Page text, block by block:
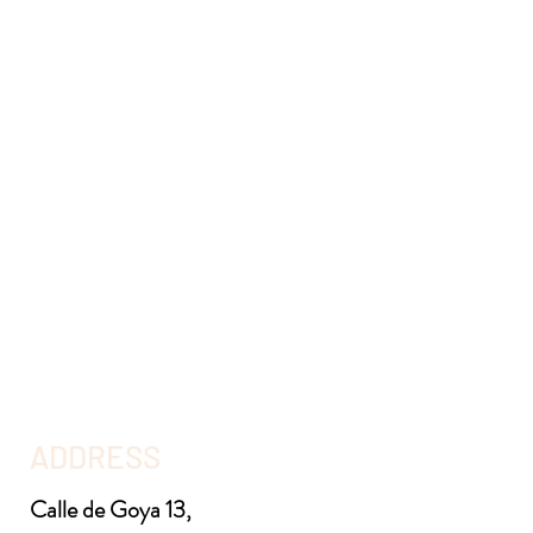
ADDRESS
Calle de Goya 13,